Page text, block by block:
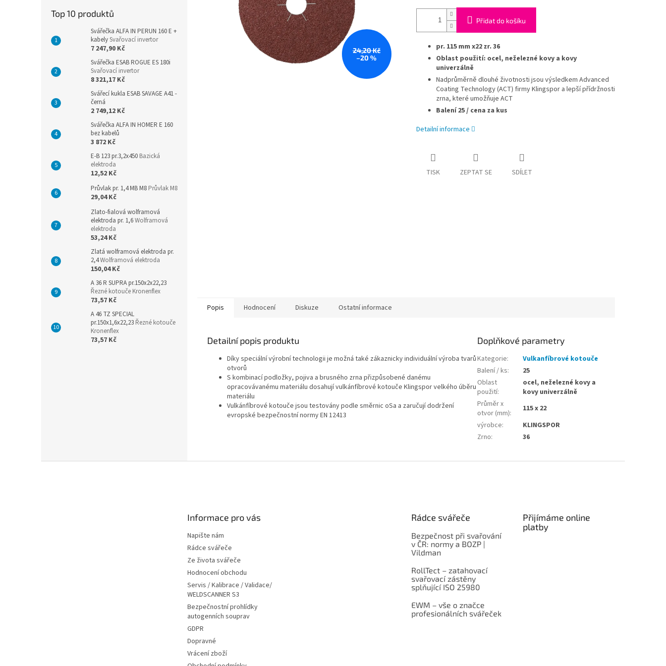
Top 10 produktů
Svářečka ALFA IN PERUN 160 E +
kabelySvařovací invertor
7 247,90 Kč
Svářečka ESAB ROGUE ES 180i
Svařovací invertor
8 321,17 Kč
Svářecí kukla ESAB SAVAGE A41 -
černá
2 749,12 Kč
Svářečka ALFA IN HOMER E 160
bez kabelů
3 872 Kč
E-B 123 pr.3,2x450 Bazická
elektroda
12,52 Kč
Průvlak pr. 1,4 MB M8 Průvlak M8
29,04 Kč
Zlato-fialová wolframová
elektroda pr. 1,6Wolframová
elektroda
53,24 Kč
Zlatá wolframová elektroda pr.
2,4Wolframová elektroda
150,04 Kč
A 36 R SUPRA pr.150x2x22,23
Řezné kotouče Kronenflex
73,57 Kč
A 46 TZ SPECIAL
pr.150x1,6x22,23 Řezné kotouče
Kronenflex
73,57 Kč
24,20 Kč
–20 %
Přidat do košíku
pr. 115 mm x22 zr. 36
Oblast použití: ocel, neželezné kovy a kovy
univerzálně
Nadprůměrně dlouhé životnosti jsou výsledkem Advanced
Coating Technology (ACT) firmy Klingspor a lepší přídržnosti
zrna, které umožňuje ACT
Balení 25 / cena za kus
Detailní informace
TISK ZEPTAT SE SDÍLET
Popis Hodnocení Diskuze Ostatní informace
Detailní popis produktu
Díky speciální výrobní technologii je možná také zákaznicky individuální výroba tvarů
otvorů
S kombinací podložky, pojiva a brusného zrna přizpůsobené danému
opracovávanému materiálu dosahují vulkánfíbrové kotouče Klingspor velkého úběru
materiálu
Vulkánfíbrové kotouče jsou testovány podle směrnic oSa a zaručují dodržení
evropské bezpečnostní normy EN 12413
Doplňkové parametry
Kategorie:
Vulkanfíbrové kotouče
Balení / ks:
25
Oblast
použití:
ocel, neželezné kovy a
kovy univerzálně
Průměr x
otvor (mm):
115 x 22
výrobce:
KLINGSPOR
Zrno: 36
Informace pro vás
Napište nám
Rádce svářeče
Ze života svářeče
Hodnocení obchodu
Servis / Kalibrace / Validace/
WELDSCANNER S3
Bezpečnostní prohlídky
autogenních souprav
GDPR
Dopravné
Vrácení zboží
Rádce svářeče
Bezpečnost při svařování
v ČR: normy a BOZP |
Vildman
RollTect – zatahovací
svařovací zástěny
splňující ISO 25980
EWM – vše o značce
profesionálních svářeček
Přijímáme online
platby